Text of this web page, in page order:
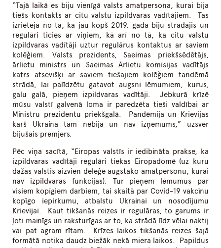
“Tajā laikā es biju vienīgā valsts amatpersona, kurai bija
tiešs kontakts ar citu valstu izpildvaras vadītājiem. Tas
izrietēja no tā, ka jau kopš 2019. gada biju strādājis un
regulāri ticies ar viņiem, kā arī no tā, ka citu valstu
izpildvaras vadītāji uztur regulārus kontaktus ar saviem
kolēģiem. Valsts prezidents, Saeimas priekšsēdētājs,
ārlietu ministrs un Saeimas Ārlietu komisijas vadītājs
katrs atsevišķi ar saviem tiešajiem kolēģiem tandēmā
strādā, lai palīdzētu gatavot augsni lēmumiem, kurus,
galu galā, pieņem izpildvaras vadītāji. Jebkurā krīzē
mūsu valstī galvenā loma ir paredzēta tieši valdībai ar
Ministru prezidentu priekšgalā. Pandēmija un Krievijas
karš Ukrainā tam nebija un nav izņēmums,” uzsver
bijušais premjers.
Pēc viņa sacītā, “Eiropas valstīs ir iedibināta prakse, ka
izpildvaras vadītāji regulāri tiekas Eiropadomē (uz kuru
dažas valstis aizvien deleģē augstāko amatpersonu, kurai
nav izpildvaras funkcijas). Tur pieņem lēmumus par
visiem kopīgiem darbiem, tai skaitā par Covid-19 vakcīnu
kopīgo iepirkumu, atbalstu Ukrainai un nosodījumu
Krievijai. Kaut tikšanās reizes ir regulāras, to garums ir
ļoti mainīgs un raksturīgas ar to, ka strādā līdz vēlai naktij
vai pat agram rītam. Krīzes laikos tikšanās reizes šajā
formātā notika daudz biežāk nekā miera laikos. Papildus